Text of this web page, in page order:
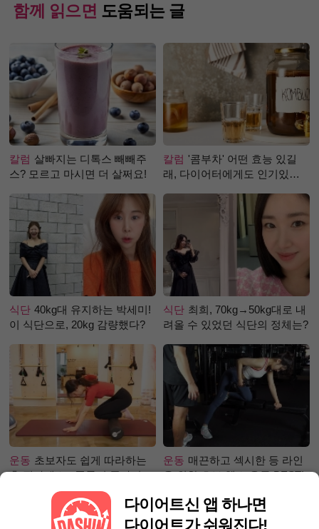
함께 읽으면 도움되는 글
칼럼 살빠지는 디톡스 빼빼주
스? 모르고 마시면 더 살쩌요!
칼럼 '콤부차' 어떤 효능 있길
래, 다이어터에게도 인기있는
식단 40kg대 유지하는 박세미!
이 식단으로, 20kg 감량했다?
식단 최희, 70kg→50kg대로 내
려올 수 있었던 식단의 정체는?
운동 초보자도 쉽게 따라하는
홈 필라테스 - 폼롤러 종아리 알
운동 매끈하고 섹시한 등 라인
을 위한 초보 헬스 운동 BEST!
다이어트신 앱 하나면
다이어트가 쉬워진다!